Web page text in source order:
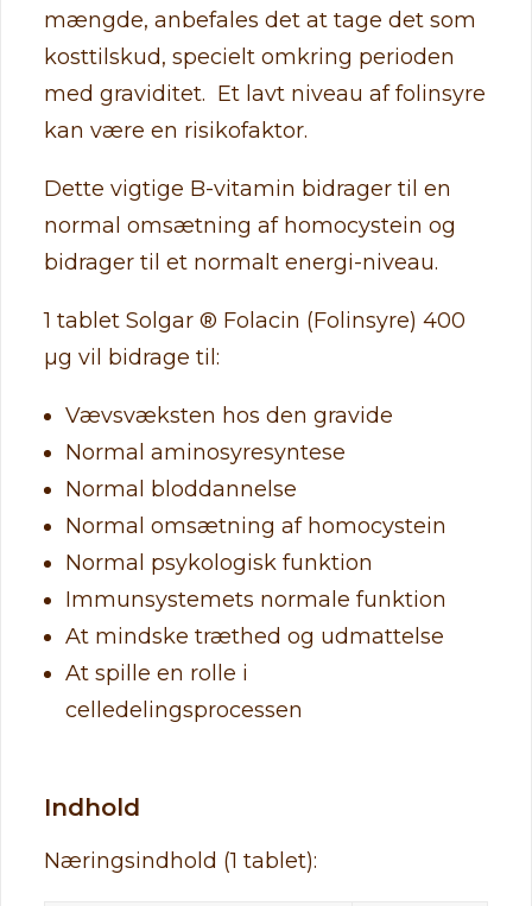
mængde, anbefales det at tage det som
kosttilskud, specielt omkring perioden
med graviditet. Et lavt niveau af folinsyre
kan være en risikofaktor.
Dette vigtige B-vitamin bidrager til en
normal omsætning af homocystein og
bidrager til et normalt energi-niveau.
1 tablet Solgar ® Folacin (Folinsyre) 400
µg vil bidrage til:
Vævsvæksten hos den gravide
Normal aminosyresyntese
Normal bloddannelse
Normal omsætning af homocystein
Normal psykologisk funktion
Immunsystemets normale funktion
At mindske træthed og udmattelse
At spille en rolle i
celledelingsprocessen
Indhold
Næringsindhold (1 tablet):